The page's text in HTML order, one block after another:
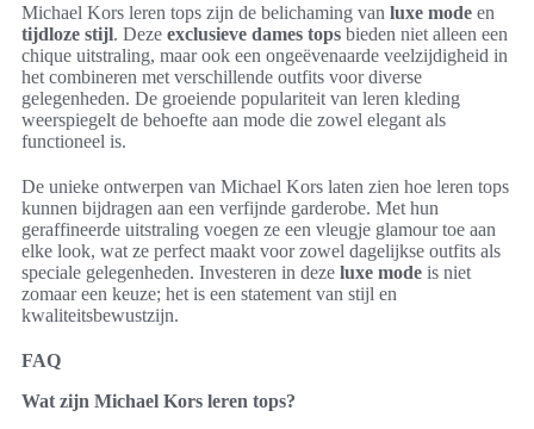
Michael Kors leren tops zijn de belichaming van luxe mode en
tijdloze stijl. Deze exclusieve dames tops bieden niet alleen een
chique uitstraling, maar ook een ongeëvenaarde veelzijdigheid in
het combineren met verschillende outfits voor diverse
gelegenheden. De groeiende populariteit van leren kleding
weerspiegelt de behoefte aan mode die zowel elegant als
functioneel is.
De unieke ontwerpen van Michael Kors laten zien hoe leren tops
kunnen bijdragen aan een verfijnde garderobe. Met hun
geraffineerde uitstraling voegen ze een vleugje glamour toe aan
elke look, wat ze perfect maakt voor zowel dagelijkse outfits als
speciale gelegenheden. Investeren in deze luxe mode is niet
zomaar een keuze; het is een statement van stijl en
kwaliteitsbewustzijn.
FAQ
Wat zijn Michael Kors leren tops?